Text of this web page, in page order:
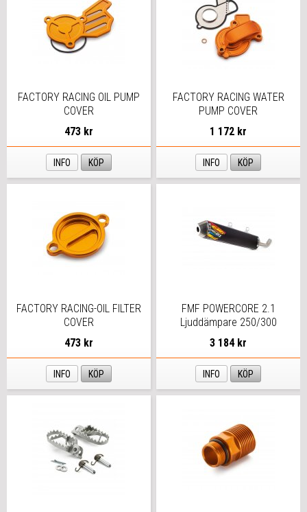
FACTORY RACING OIL PUMP
COVER
473 kr
INFO KÖP
FACTORY RACING WATER
PUMP COVER
1 172 kr
INFO KÖP
FACTORY RACING-OIL FILTER
COVER
473 kr
INFO KÖP
FMF POWERCORE 2.1
Ljuddämpare 250/300
3 184 kr
INFO KÖP